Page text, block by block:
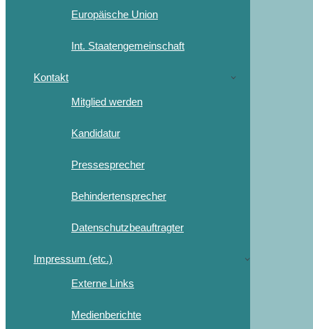
Europäische Union
Int. Staatengemeinschaft
Kontakt
Mitglied werden
Kandidatur
Pressesprecher
Behindertensprecher
Datenschutzbeauftragter
Impressum (etc.)
Externe Links
Medienberichte